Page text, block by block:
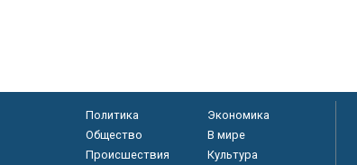
Политика
Экономика
Общество
В мире
Происшествия
Культура